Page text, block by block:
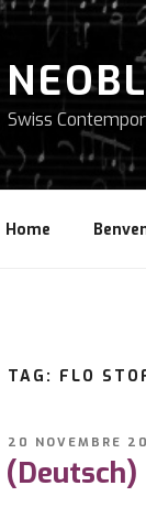
Swiss
Home
TAG: FLO
PUBBLICATO
IL
20 NOVEMBRE